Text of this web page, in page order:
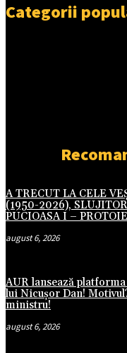
Categorii
A TRECUT LA CELE
(1950-2026),
PUCIOASA I –
august 6, 2026
AUR lansează
lui Nicușor Dan!
ministru!
august 6, 2026